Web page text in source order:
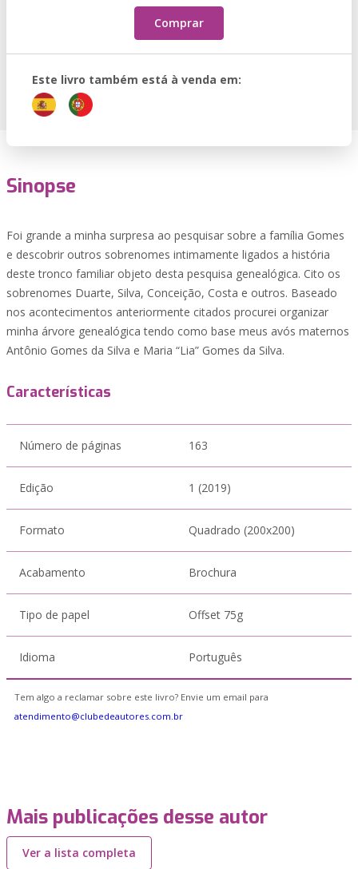
Comprar
Este livro também está à venda em:
Sinopse
Foi grande a minha surpresa ao pesquisar sobre a família Gomes
e descobrir outros sobrenomes intimamente ligados a história
deste tronco familiar objeto desta pesquisa genealógica. Cito os
sobrenomes Duarte, Silva, Conceição, Costa e outros. Baseado
nos acontecimentos anteriormente citados procurei organizar
minha árvore genealógica tendo como base meus avós maternos
Antônio Gomes da Silva e Maria “Lia” Gomes da Silva.
Características
Número de páginas 163
Edição 1 (2019)
Formato Quadrado (200x200)
Acabamento Brochura
Tipo de papel Offset 75g
Idioma Português
Tem algo a reclamar sobre este livro? Envie um email para
atendimento@clubedeautores.com.br
Mais publicações desse autor
Ver a lista completa